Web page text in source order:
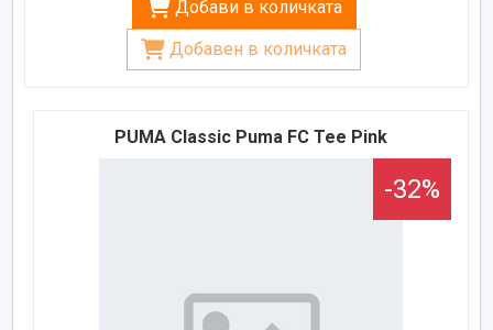
Добави в количката
Добавен в количката
PUMA Classic Puma FC Tee Pink
-32%